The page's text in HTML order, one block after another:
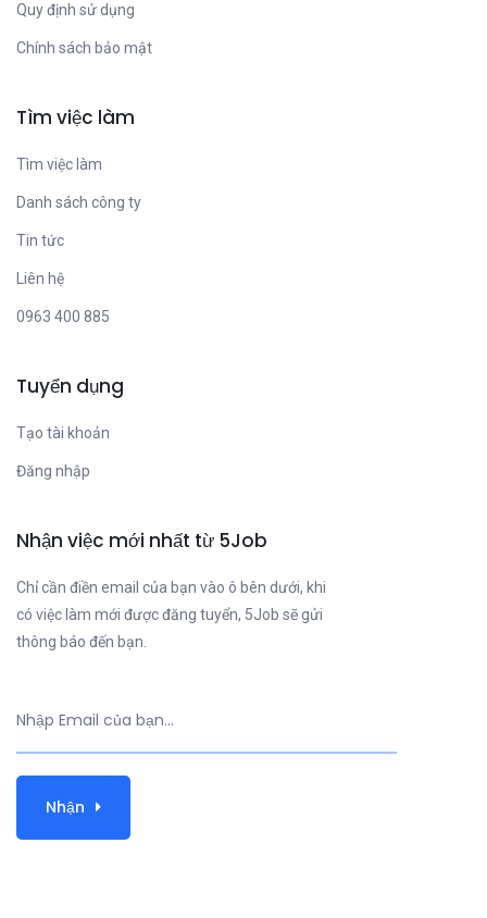
Quy định sử dụng
Chính sách bảo mật
Tìm việc làm
Tìm việc làm
Danh sách công ty
Tin tức
Liên hệ
0963 400 885
Tuyển dụng
Tạo tài khoản
Đăng nhập
Nhận việc mới nhất từ 5Job
Chỉ cần điền email của bạn vào ô bên dưới, khi
có việc làm mới được đăng tuyển, 5Job sẽ gửi
thông báo đến bạn.
Nhận